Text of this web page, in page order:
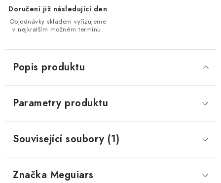
Doručení již následující den
Objednávky skladem vyřizujeme
v nejkratším možném termínu.
Popis produktu
Parametry produktu
Související soubory (1)
Značka Meguiars